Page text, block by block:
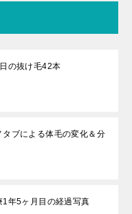
の抜け毛42本
ブによる体毛の変化＆分
年5ヶ月目の経過写真